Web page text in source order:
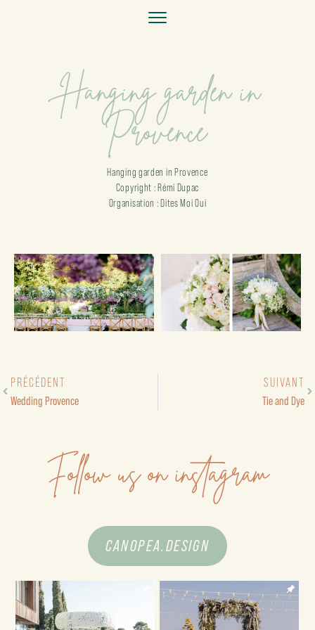
Hanging garden in
Provence
Hanging garden in Provence
Copyright : Rémi Dupac
Organisation : Dites Moi Oui
PRÉCÉDENT
Wedding Provence
SUIVANT
Tie and Dye
Follow us on instagram
CANOPEA.DESIGN